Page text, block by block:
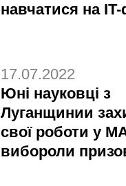
навчатися на
17.07.2022
Юні науковці з
Луганщинии
свої роботи у
вибороли